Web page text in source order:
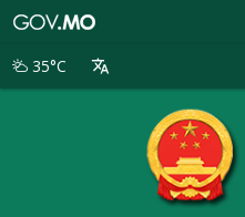
別
35°C